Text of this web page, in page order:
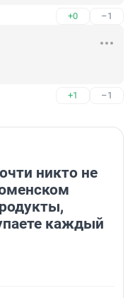
+0 –1
+1 –1
никто не
каждый